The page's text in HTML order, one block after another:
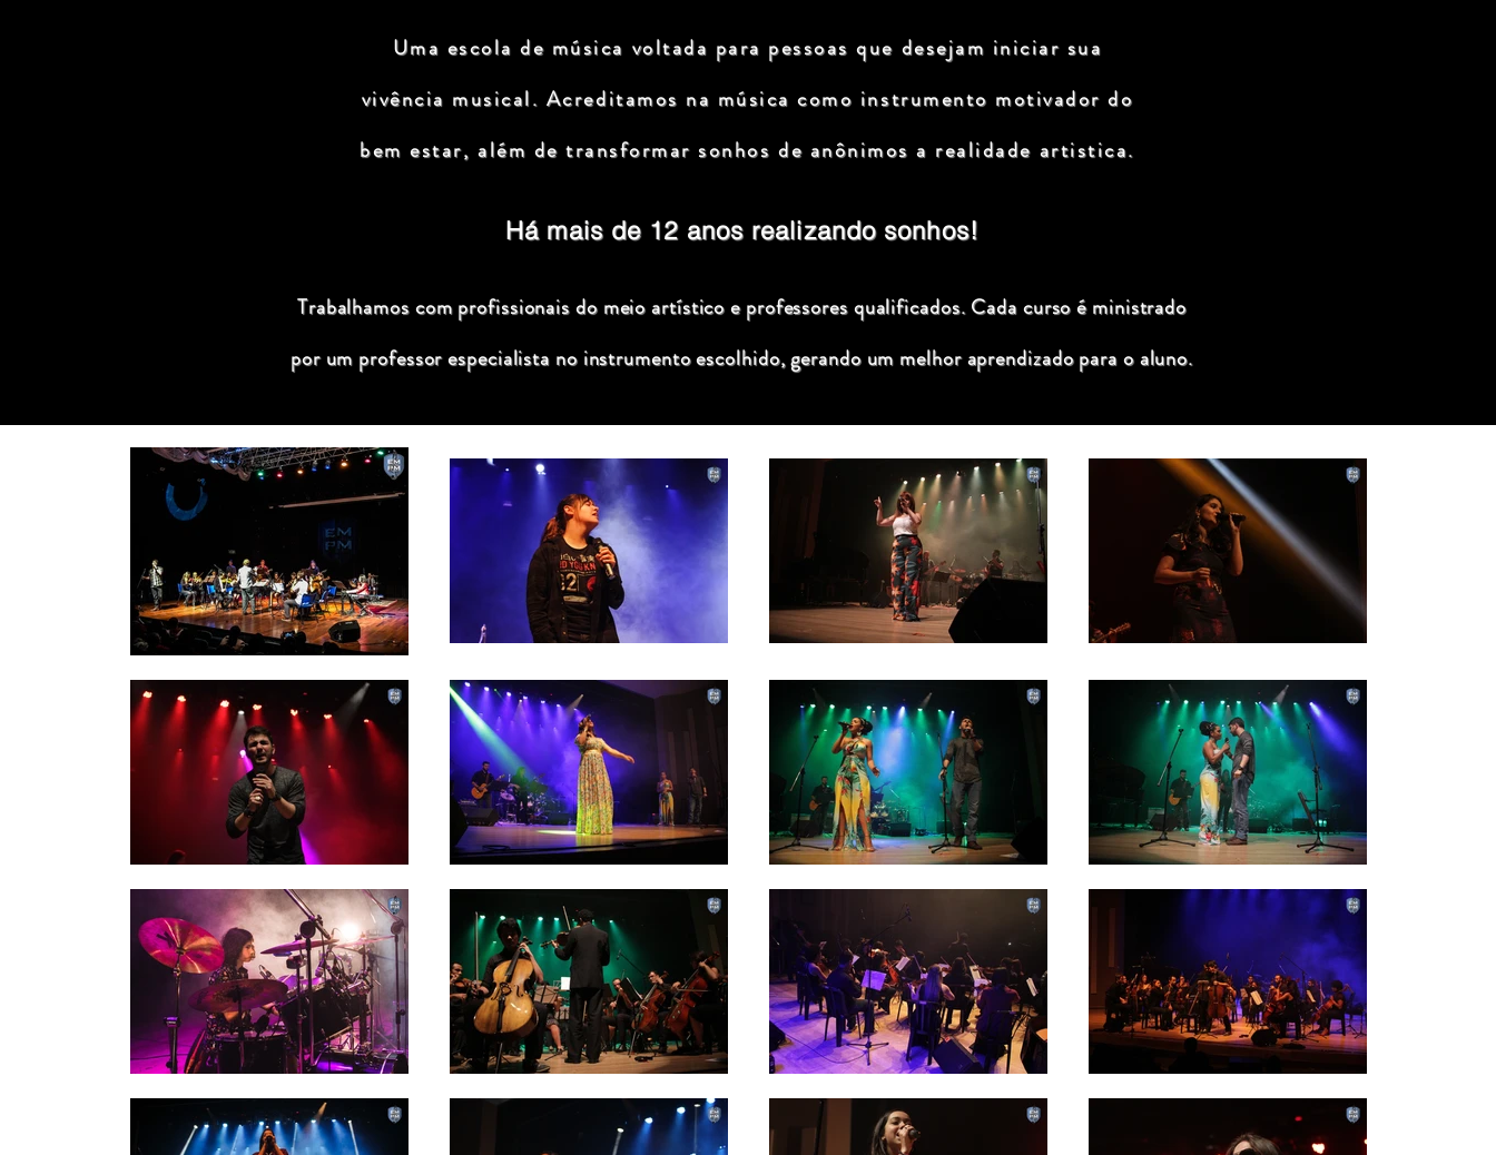
Uma escola de música voltada para pessoas que desejam iniciar sua
vivência musical. Acreditamos na música como instrumento motivador do
bem estar, além de transformar sonhos de anônimos a realidade artistica.
Há mais de 12 anos realizando sonhos!
Trabalhamos com profissionais do meio artístico e professores qualificados. Cada curso é ministrado
por um professor especialista no instrumento escolhido, gerando um melhor aprendizado para o aluno.